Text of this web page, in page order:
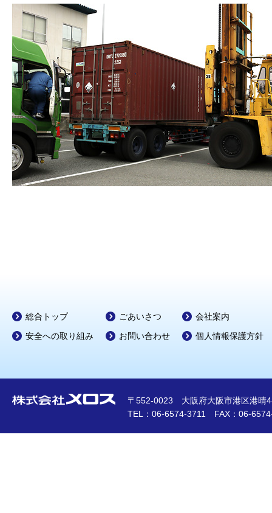
総合トップ
安全への取り組み
ごあいさつ
お問い合わせ
会社案内
個人情報保護方針
〒552-0023 大阪府大阪市港区港晴
TEL：06-6574-3711 FAX：06-